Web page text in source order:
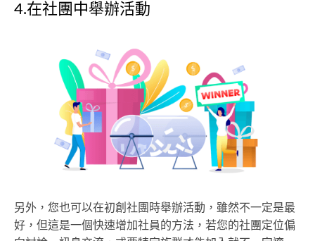
4.在社團中舉辦活動
另外，您也可以在初創社團時舉辦活動，雖然不一定是最
好，但這是一個快速增加社員的方法，若您的社團定位偏